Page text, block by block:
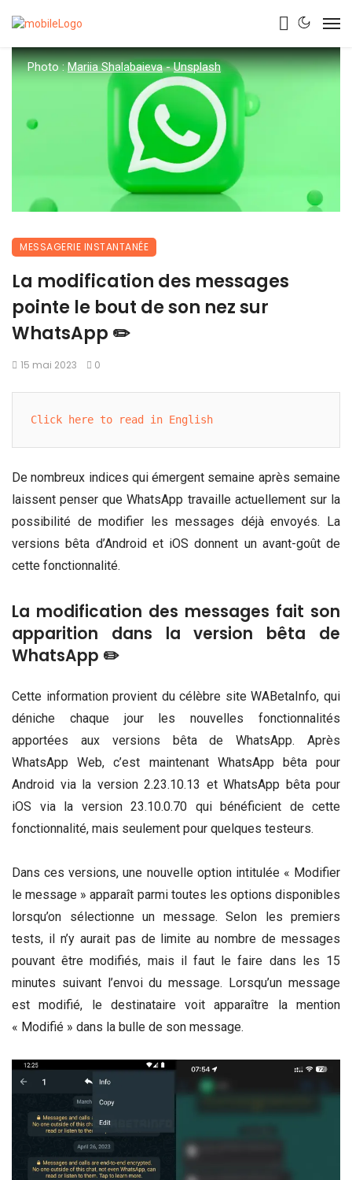
Photo :Mariia Shalabaieva-Unsplash
MESSAGERIE INSTANTANÉE
La modification des messages
pointe le bout de son nez sur
WhatsApp ✏️
15 mai 2023 0
Click here to read in English
De nombreux indices qui émergent semaine après semaine
laissent penser que WhatsApp travaille actuellement sur la
possibilité de modifier les messages déjà envoyés. La
versions bêta d’Android et iOS donnent un avant-goût de
cette fonctionnalité.
La modification des messages fait son
apparition dans la version bêta de
WhatsApp ✏️
Cette information provient du célèbre site WABetaInfo, qui
déniche chaque jour les nouvelles fonctionnalités
apportées aux versions bêta de WhatsApp. Après
WhatsApp Web, c’est maintenant WhatsApp bêta pour
Android via la version 2.23.10.13 et WhatsApp bêta pour
iOS via la version 23.10.0.70 qui bénéficient de cette
fonctionnalité, mais seulement pour quelques testeurs.
Dans ces versions, une nouvelle option intitulée « Modifier
le message » apparaît parmi toutes les options disponibles
lorsqu’on sélectionne un message. Selon les premiers
tests, il n’y aurait pas de limite au nombre de messages
pouvant être modifiés, mais il faut le faire dans les 15
minutes suivant l’envoi du message. Lorsqu’un message
est modifié, le destinataire voit apparaître la mention
« Modifié » dans la bulle de son message.